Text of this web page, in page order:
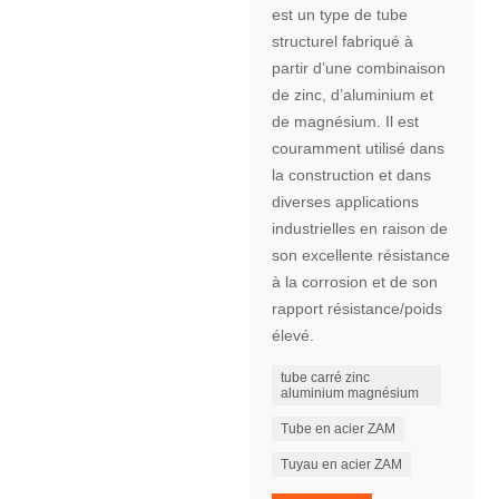
est un type de tube
structurel fabriqué à
partir d’une combinaison
de zinc, d’aluminium et
de magnésium. Il est
couramment utilisé dans
la construction et dans
diverses applications
industrielles en raison de
son excellente résistance
à la corrosion et de son
rapport résistance/poids
élevé.
tube carré zinc
aluminium magnésium
Tube en acier ZAM
Tuyau en acier ZAM